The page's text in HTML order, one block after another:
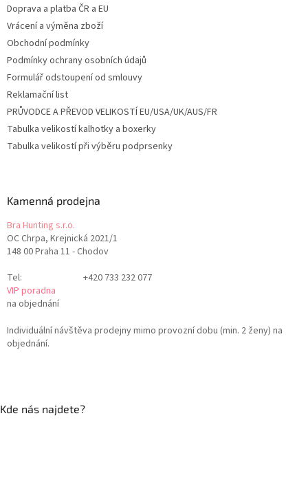
Doprava a platba ČR a EU
Vrácení a výměna zboží
Obchodní podmínky
Podmínky ochrany osobních údajů
Formulář odstoupení od smlouvy
Reklamační list
PRŮVODCE A PŘEVOD VELIKOSTÍ EU/USA/UK/AUS/FR
Tabulka velikostí kalhotky a boxerky
Tabulka velikostí při výběru podprsenky
Kamenná prodejna
Bra Hunting s.r.o.
OC Chrpa, Krejnická 2021/1
148 00 Praha 11 - Chodov
Tel:
+420 733 232 077
VIP poradna
na objednání
Individuální návštěva prodejny mimo provozní dobu (min. 2 ženy) na
objednání.
Kde nás najdete?